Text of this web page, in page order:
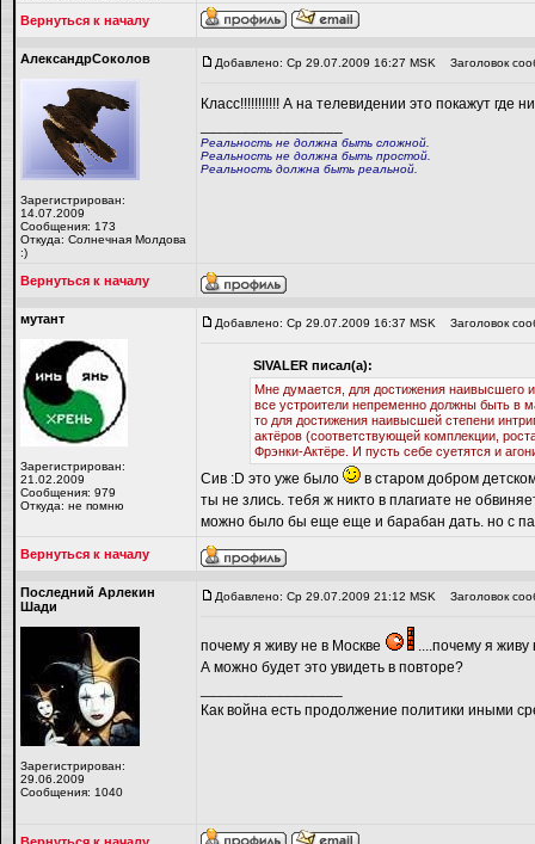
Вернуться к началу
АлександрСоколов
Зарегистрирован:
14.07.2009
Сообщения: 173
Откуда: Солнечная Молдова
:)
Добавлено: Ср 29.07.2009 16:27 MSK Заголовок
Класс!!!!!!!!!!! А на телевидении это покажут где
Реальность не должна быть сложной.
Реальность не должна быть простой.
Реальность должна быть реальной.
Вернуться к началу
мутант
Зарегистрирован:
21.02.2009
Сообщения: 979
Откуда: не помню
Добавлено: Ср 29.07.2009 16:37 MSK Заголовок
SIVALER писал(а):
Мне думается, для достижения наивысшего
все устроители непременно должны быть в
то для достижения наивысшей степени
актёров (соответствующей комплекции,
Фрэнки-Актёре. И пусть себе суетятся и
Сив :D это уже было
в старом добром
ты не злись. тебя ж никто в плагиате не
можно было бы еще еще и барабан дать. но с
Вернуться к началу
Последний Арлекин
Шади
Зарегистрирован:
29.06.2009
Сообщения: 1040
Добавлено: Ср 29.07.2009 21:12 MSK Заголовок
почему я живу не в Москве
....почему я
А можно будет это увидеть в повторе?
Как война есть продолжение политики иными